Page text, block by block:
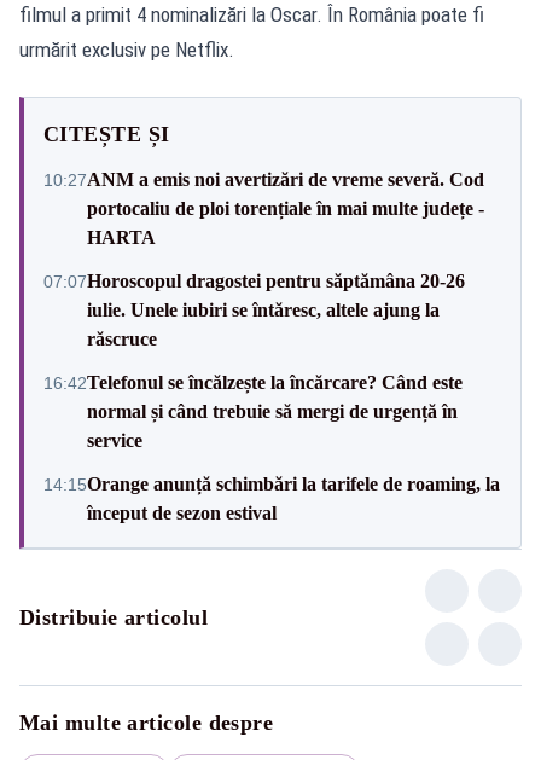
filmul a primit 4 nominalizări la Oscar. În România poate fi
urmărit exclusiv pe Netflix.
CITEȘTE ȘI
10:27ANM a emis noi avertizări de vreme severă. Cod
portocaliu de ploi torențiale în mai multe județe -
HARTA
07:07Horoscopul dragostei pentru săptămâna 20-26
iulie. Unele iubiri se întăresc, altele ajung la
răscruce
16:42Telefonul se încălzește la încărcare? Când este
normal și când trebuie să mergi de urgență în
service
14:15Orange anunță schimbări la tarifele de roaming, la
început de sezon estival
Distribuie articolul
Mai multe articole despre